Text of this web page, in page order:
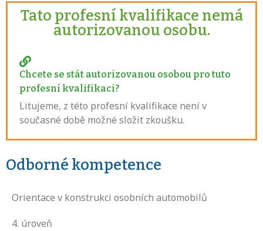
Tato profesní kvalifikace nemá
autorizovanou osobu.
Chcete se stát autorizovanou osobou pro tuto
profesní kvalifikaci?
Litujeme, z této profesní kvalifikace není v
současné době možné složit zkoušku.
Odborné kompetence
Orientace v konstrukci osobních automobilů
4. úroveň